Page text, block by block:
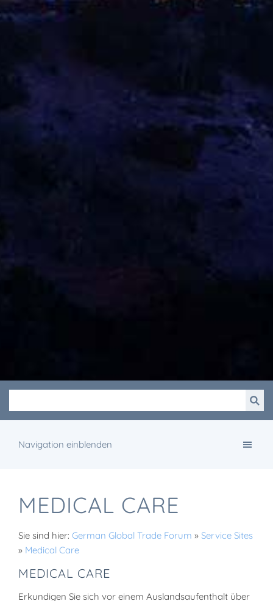
Navigation einblenden
MEDICAL CARE
Sie sind hier: German Global Trade Forum » Service Sites
» Medical Care
MEDICAL CARE
Erkundigen Sie sich vor einem Auslandsaufenthalt über